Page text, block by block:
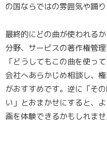
の国ならではの雰囲気や踊り
最終的にどの曲が使われる
分野、サービスの著作権管
「どうしてもこの曲を使っ
会社へあらかじめ相談し、
がおすすめです。逆に「そ
い」とおまかせにすると、
画を体験できるかもしれませ